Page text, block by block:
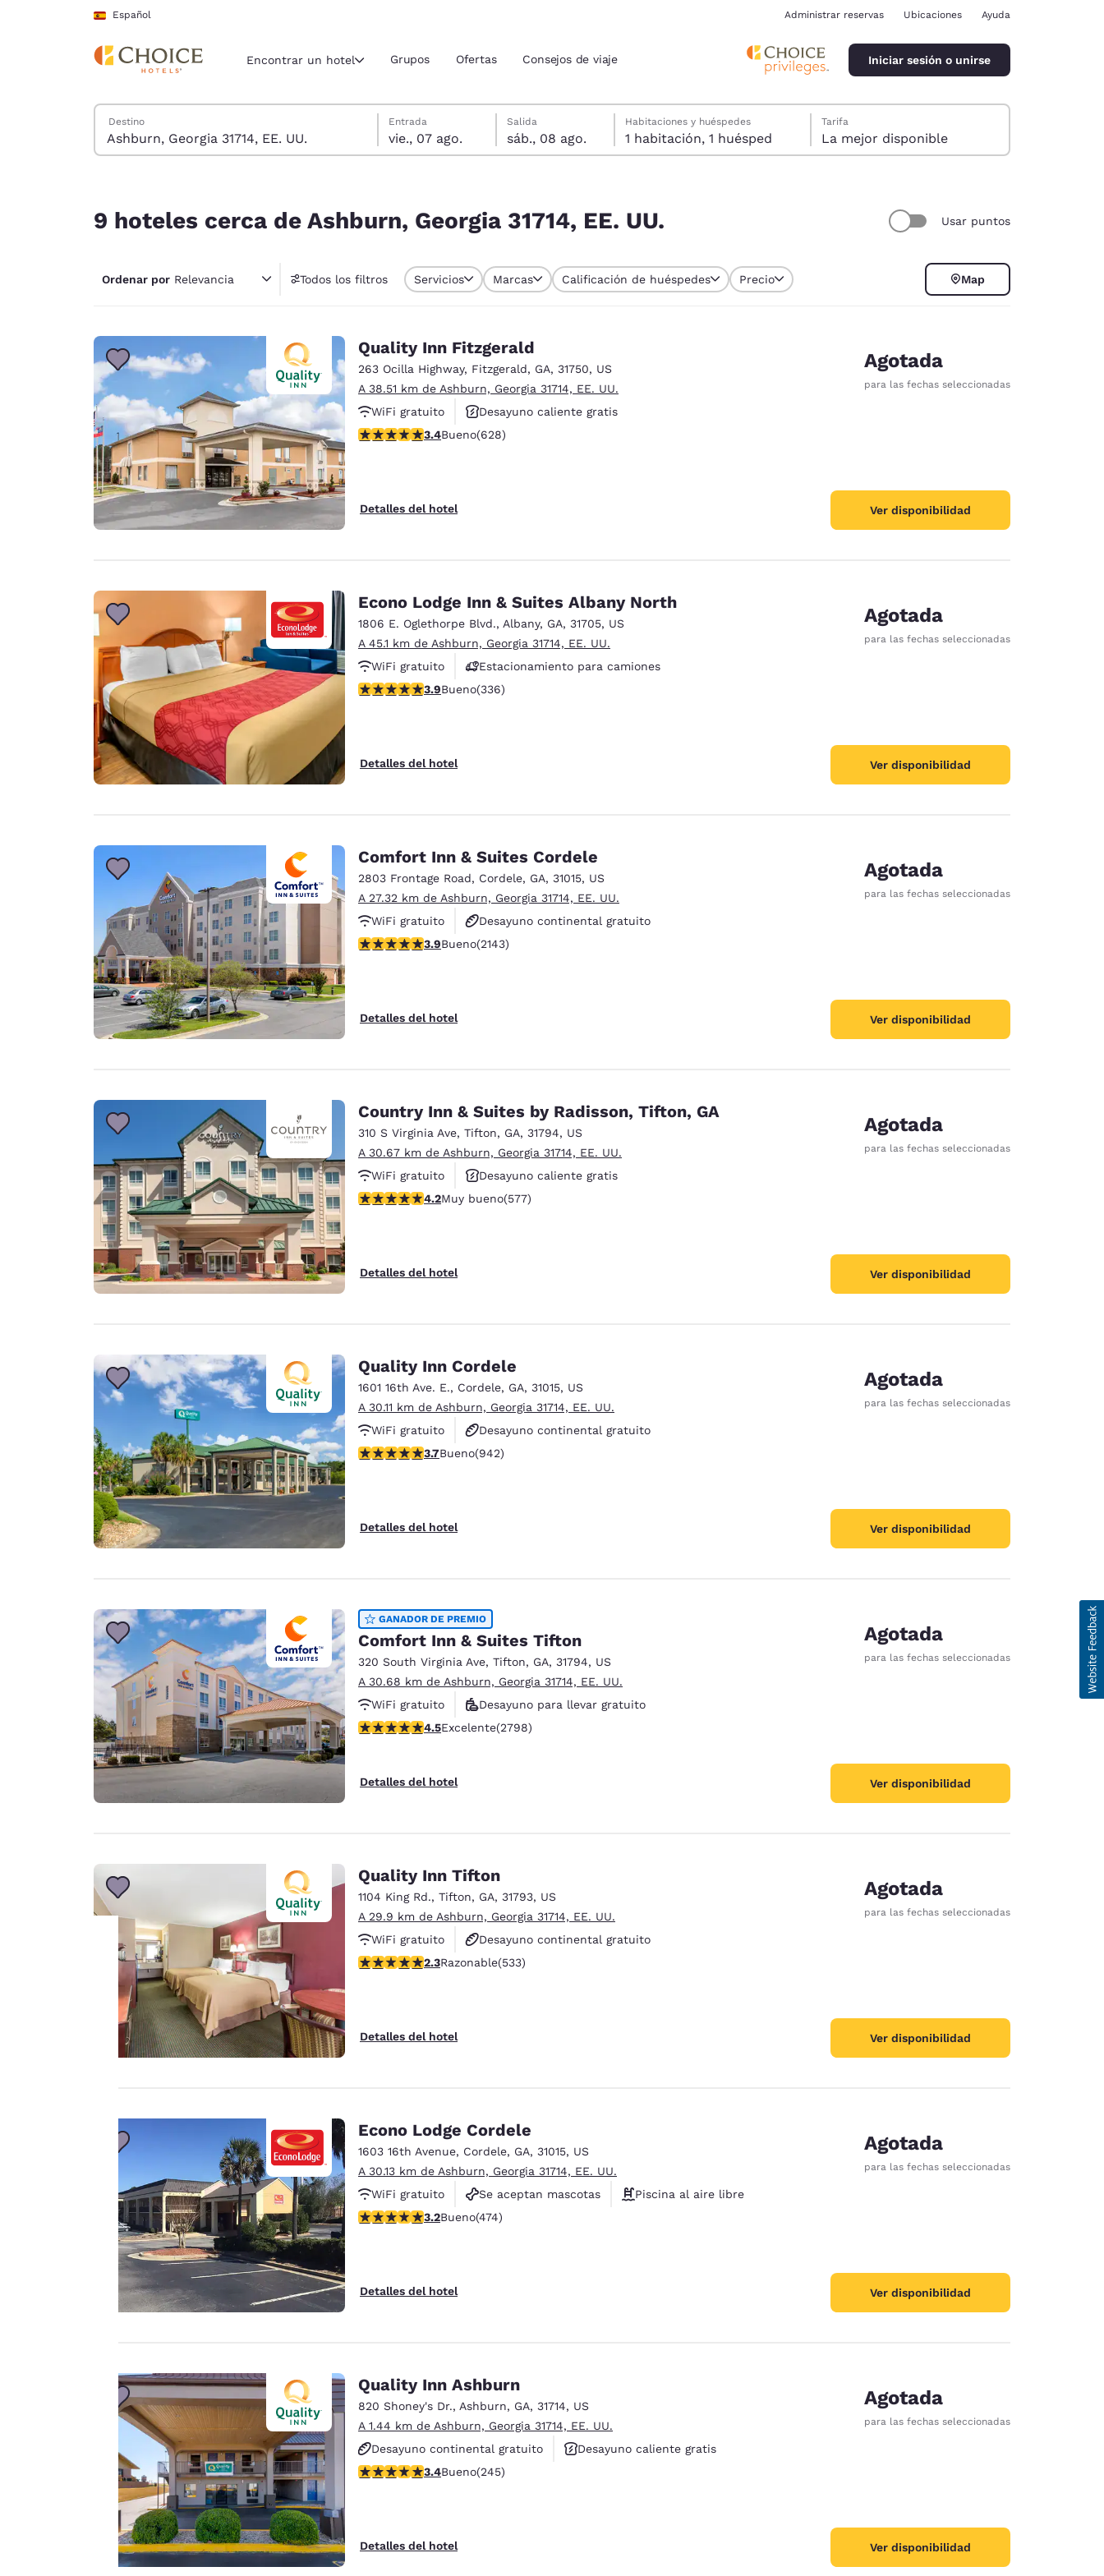
Saltar A Contenido Principal
Español
Región y ubicación actuales
América
English Español Español
Canada
Français
México
Español
Europa
Deutschland
Deutsch
Spain
English
United Kingdom
English
Asia-Pacífico
Australia India
English
Administrar reservas Ubicaciones Ayuda
Encontrar un hotel Grupos Ofertas Consejos de viaje Iniciar sesión o unirse
Buscar hoteles
Destino
viernes, 7 de agosto
Entrada
vie., 07 ago.
sábado, 8 de agosto
Salida
sáb., 08 ago.
Fecha de salida seleccionada: sábado, 8 de agosto
Fecha de entrada seleccionada: viernes, 7 de agosto
Habitaciones y huéspedes
1 habitación, 1 huésped
Tarifa
La mejor disponible
9 hoteles cerca de Ashburn, Georgia 31714, EE. UU. Usar puntos
Ordenar por Relevancia Todos los filtros Servicios Marcas Calificación de huéspedes Precio Map
Quality Inn Fitzgerald
263 Ocilla Highway, Fitzgerald, GA, 31750, US
A 38.51 km de Ashburn, Georgia 31714, EE. UU.
WiFi gratuito
Desayuno caliente gratis
Se aceptan mascotas
Calificación de 3.36 estrellas. Bueno. 628 reseñas
3.4Bueno(628)
Detalles del hotel
Agotada
para las fechas seleccionadas
Ver disponibilidad
Econo Lodge Inn & Suites Albany North
1806 E. Oglethorpe Blvd., Albany, GA, 31705, US
A 45.1 km de Ashburn, Georgia 31714, EE. UU.
WiFi gratuito
Estacionamiento para camiones
Calificación de 3.88 estrellas. Bueno. 336 reseñas
3.9Bueno(336)
Detalles del hotel
Agotada
para las fechas seleccionadas
Ver disponibilidad
Comfort Inn & Suites Cordele
2803 Frontage Road, Cordele, GA, 31015, US
A 27.32 km de Ashburn, Georgia 31714, EE. UU.
WiFi gratuito
Desayuno continental gratuito
Desayuno caliente gratis
Calificación de 3.92 estrellas. Bueno. 2143 reseñas
3.9Bueno(2143)
Detalles del hotel
Agotada
para las fechas seleccionadas
Ver disponibilidad
Country Inn & Suites by Radisson, Tifton, GA
310 S Virginia Ave, Tifton, GA, 31794, US
A 30.67 km de Ashburn, Georgia 31714, EE. UU.
WiFi gratuito
Desayuno caliente gratis
Se aceptan mascotas
Calificación de 4.15 estrellas. Muy bueno. 577 reseñas
4.2Muy bueno(577)
Detalles del hotel
Agotada
para las fechas seleccionadas
Ver disponibilidad
Quality Inn Cordele
1601 16th Ave. E., Cordele, GA, 31015, US
A 30.11 km de Ashburn, Georgia 31714, EE. UU.
WiFi gratuito
Desayuno continental gratuito
Desayuno caliente gratis
Calificación de 3.74 estrellas. Bueno. 942 reseñas
3.7Bueno(942)
Detalles del hotel
Agotada
para las fechas seleccionadas
Ver disponibilidad
GANADOR DE PREMIO
Comfort Inn & Suites Tifton
320 South Virginia Ave, Tifton, GA, 31794, US
A 30.68 km de Ashburn, Georgia 31714, EE. UU.
WiFi gratuito
Desayuno para llevar gratuito
Desayuno caliente gratis
Calificación de 4.53 estrellas. Excelente. 2798 reseñas
4.5Excelente(2798)
Detalles del hotel
Agotada
para las fechas seleccionadas
Ver disponibilidad
Quality Inn Tifton
1104 King Rd., Tifton, GA, 31793, US
A 29.9 km de Ashburn, Georgia 31714, EE. UU.
WiFi gratuito
Desayuno continental gratuito
Desayuno caliente gratis
Calificación de 2.33 estrellas. Razonable. 533 reseñas
2.3Razonable(533)
Detalles del hotel
Agotada
para las fechas seleccionadas
Ver disponibilidad
Econo Lodge Cordele
1603 16th Avenue, Cordele, GA, 31015, US
A 30.13 km de Ashburn, Georgia 31714, EE. UU.
WiFi gratuito
Se aceptan mascotas
Piscina al aire libre
Calificación de 3.2 estrellas. Bueno. 474 reseñas
3.2Bueno(474)
Detalles del hotel
Agotada
para las fechas seleccionadas
Ver disponibilidad
Quality Inn Ashburn
820 Shoney's Dr., Ashburn, GA, 31714, US
A 1.44 km de Ashburn, Georgia 31714, EE. UU.
Desayuno continental gratuito
Desayuno caliente gratis
Se aceptan mascotas
Calificación de 3.37 estrellas. Bueno. 245 reseñas
3.4Bueno(245)
Detalles del hotel
Agotada
para las fechas seleccionadas
Ver disponibilidad
privacidad
nosotros.
Nuestro sitio web
utiliza cookies,
incluidas cookies de
terceros, con fines de
rendimiento y para
ofrecerte una
experiencia web
acuerdo con tus
preferencias de
navegación. Esto nos
permite recordar tus
datos, mostrarte
productos de interés
y seguir mejorando
nuestros servicios.
Puedes cambiar estos
ajustes en cualquier
Aceptar todas las cookies